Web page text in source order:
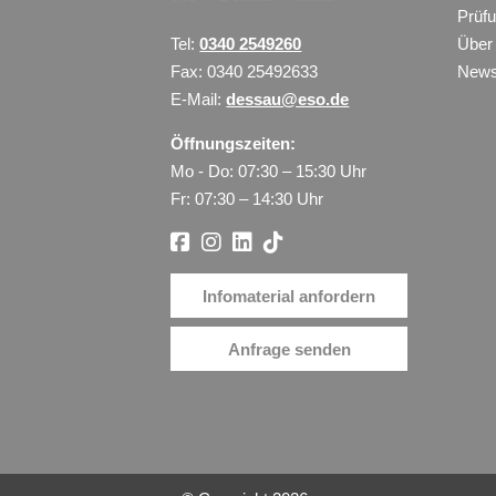
Tel:0340 2549260
Fax: 0340 25492633
E-Mail:dessau@eso.de
Öffnungszeiten:
Mo - Do: 07:30 – 15:30 Uhr
Fr: 07:30 – 14:30 Uhr
Infomaterial anfordern
Anfrage senden